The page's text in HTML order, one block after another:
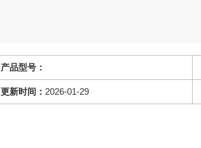
产品型号：
更新时间： 2026-01-29